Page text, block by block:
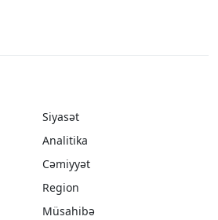
Siyasət
Analitika
Cəmiyyət
Region
Müsahibə